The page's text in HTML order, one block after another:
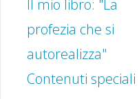
Il mio libro: "La
profezia che si
autorealizza"
Contenuti speciali